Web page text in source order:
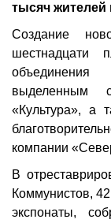
тысяч жителей
Создание
шестнадцати
выделенным
«Культура», а
компании
В
Коммунистов,
экспонаты,